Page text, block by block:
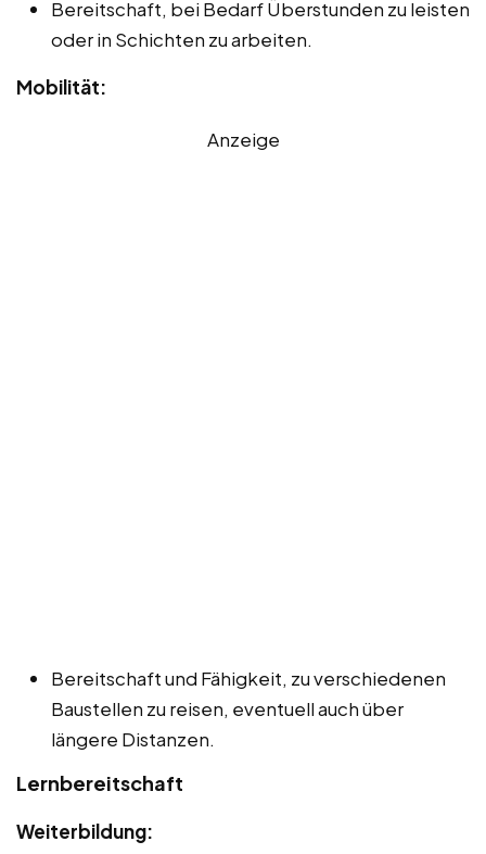
Bereitschaft, bei Bedarf Überstunden zu leisten
oder in Schichten zu arbeiten.
Mobilität:
Anzeige
Bereitschaft und Fähigkeit, zu verschiedenen
Baustellen zu reisen, eventuell auch über
längere Distanzen.
Lernbereitschaft
Weiterbildung: